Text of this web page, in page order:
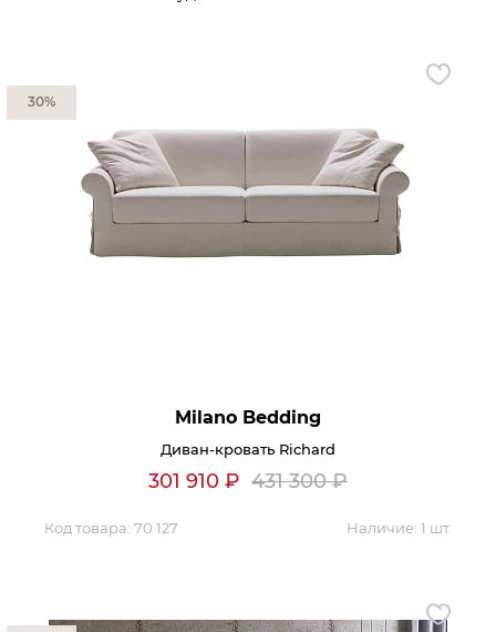
Кровати
Аксессуары для столовой
Как купить
персональных данных
Обратная связь
Milano Bedding
Диван-кровать Richard
301 910 ₽ 431 300₽
Код товара: 70 127 Наличие: 1 шт.
30%